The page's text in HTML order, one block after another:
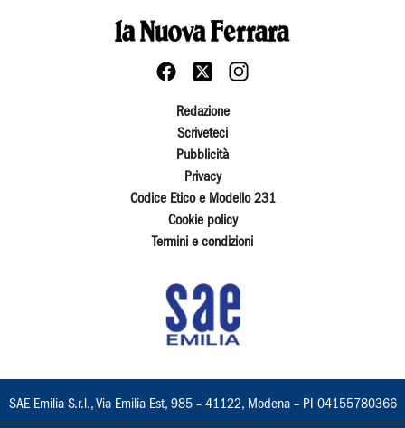
Redazione
Scriveteci
Pubblicità
Privacy
Codice Etico e Modello 231
Cookie policy
Termini e condizioni
SAE Emilia S.r.l., Via Emilia Est, 985 – 41122, Modena – PI 04155780366